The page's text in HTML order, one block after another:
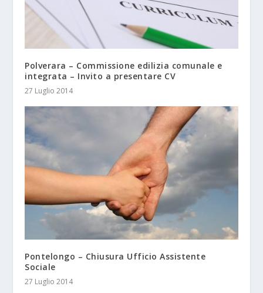
Polverara – Commissione edilizia comunale e
integrata – Invito a presentare CV
27 Luglio 2014
Pontelongo – Chiusura Ufficio Assistente
Sociale
27 Luglio 2014